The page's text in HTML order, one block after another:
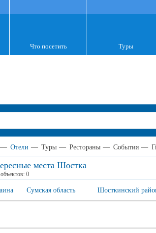
Что посетить Туры
— Отели — Туры — Рестораны — События —
места Шостка
0
Сумская область Шосткинский